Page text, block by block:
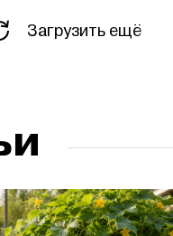
Загрузить ещё